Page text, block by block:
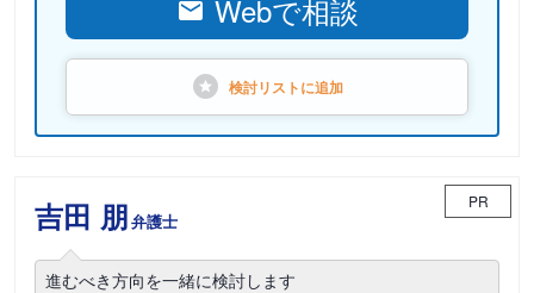
Webで相談
検討リストに追加
吉田 朋弁護士
PR
進むべき方向を一緒に検討します